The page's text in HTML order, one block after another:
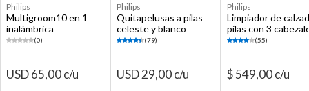
Philips
Multigroom10 en 1
inalámbrica
(0)
USD 65,00 c/u
Philips
Quitapelusas a pilas
celeste y blanco
(79)
USD 29,00 c/u
Philips
Limpiador de
pilas con 3
negro GCA1000/
(55)
$ 549,00 c/u